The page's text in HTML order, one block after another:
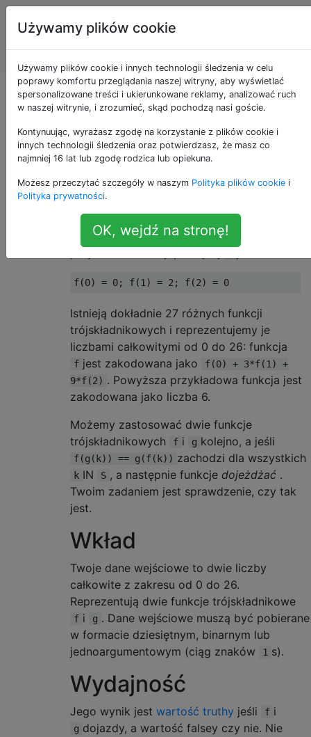
Programowanie
puzzli i Code
Golf
Komutacja 27 funkcji
22 Wprowadzenie
Zdefiniujmy funkcjętrójskładnikowąjako
funkcję z zestawu trzech elementów
{0,1,2}
do siebie: wiąże się z każdym
elementem S innego elementu
Istnieją dokładnie 27 różnych funkcji
trójskładnikowych i reprezentujemy je
liczbami całkowitymi od 0 do 26: funkcja
f jest zakodowana jako
f(0) + 3*f(1) +
9*f(2) . Powyższa przykładowa funkcja jest
zakodowana jako liczba 6.
Możemy zastosować dwie funkcje
trójskładnikowych
f i g kolejno, a jeśli
f(g(k)) == g(f(k)) zachodzi dla wszystkich
k IN S , a następnie funkcje dojeżdżać .
Twoim zadaniem jest sprawdzenie, czy tak
jest.
Wkład
Twoje dane wejściowe to dwie liczby
całkowite z zakresu od 0 do 26.
Reprezentują dwie funkcje trójskładnikowe
f i g . Dane wejściowe muszą być pobierane
w formacie dziesiętnym, binarnym lub
jednoargumentowym (ciąg znaków
1 s).
Wydajność
Jego wynik jest wartość truthy jeśli f i
g dojazdy, a wartość falsey czy nie. Nie
Używamy plików cookie
Używamy plików cookie i innych technologii śledzenia w celu
poprawy komfortu przeglądania naszej witryny, aby wyświetlać
spersonalizowane treści i ukierunkowane reklamy, analizować ruch
w naszej witrynie, i zrozumieć, skąd pochodzą nasi goście.
Kontynuując, wyrażasz zgodę na korzystanie z plików cookie i
innych technologii śledzenia oraz potwierdzasz, że masz co
najmniej 16 lat lub zgodę rodzica lub opiekuna.
Możesz przeczytać szczegóły w naszym Polityka plików cookie i
Polityka prywatności.
OK, wejdź na stronę!